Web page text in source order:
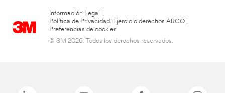
Información Legal
Política de Privacidad. Ejercicio derechos ARCO
Preferencias de cookies
© 3M 2026. Todos los derechos reservados.